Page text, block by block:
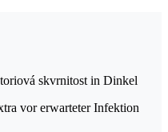
skvrnitost in Dinkel
vor erwarteter Infektion